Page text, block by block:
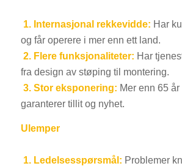
1. Internasjonal rekkevidde: Har
og får operere i mer enn ett land.
2. Flere funksjonaliteter: Har
fra design av støping til montering.
3. Stor eksponering: Mer enn 65
garanterer tillit og nyhet.
Ulemper
1. Ledelsesspørsmål: Problemer